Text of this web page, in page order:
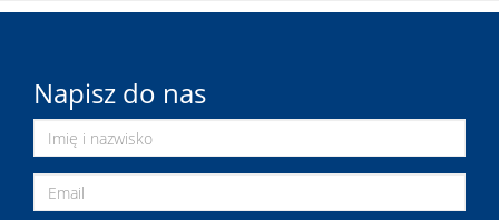
Napisz do nas